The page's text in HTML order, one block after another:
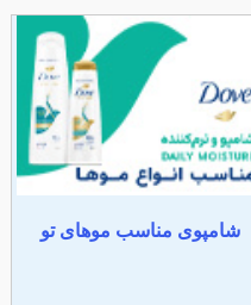
شامپوی مناسب موهای تو